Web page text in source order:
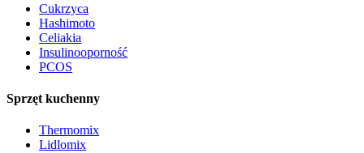
Cukrzyca
Hashimoto
Celiakia
Insulinooporność
PCOS
Sprzęt kuchenny
Thermomix
Lidlomix